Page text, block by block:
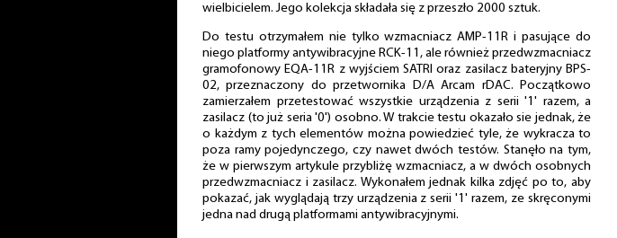
wielbicielem. Jego kolekcja składała się z przeszło 2000 sztuk.
Do testu otrzymałem nie tylko wzmacniacz AMP-11R i pasujące do
niego platformy antywibracyjne RCK-11, ale również przedwzmacniacz
gramofonowy EQA-11R z wyjściem SATRI oraz zasilacz bateryjny BPS-
02, przeznaczony do przetwornika D/A Arcam rDAC. Początkowo
zamierzałem przetestować wszystkie urządzenia z serii '1' razem, a
zasilacz (to już seria '0') osobno. W trakcie testu okazało sie jednak, że
o każdym z tych elementów można powiedzieć tyle, że wykracza to
poza ramy pojedynczego, czy nawet dwóch testów. Stanęło na tym,
że w pierwszym artykule przybliżę wzmacniacz, a w dwóch osobnych
przedwzmacniacz i zasilacz. Wykonałem jednak kilka zdjęć po to, aby
pokazać, jak wyglądają trzy urządzenia z serii '1' razem, ze skręconymi
jedna nad drugą platformami antywibracyjnymi.